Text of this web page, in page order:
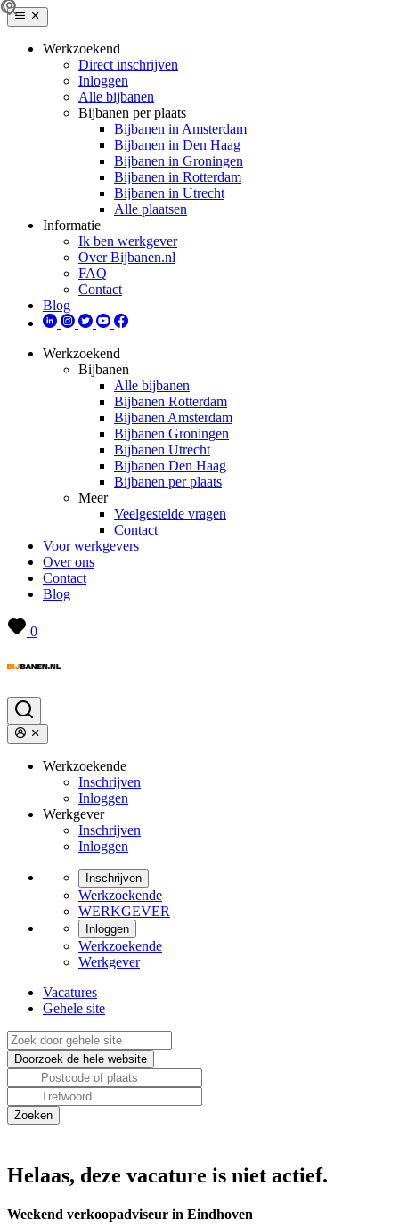
Werkzoekend
Direct inschrijven
Inloggen
Alle bijbanen
Bijbanen per plaats
Bijbanen in Amsterdam
Bijbanen in Den Haag
Bijbanen in Groningen
Bijbanen in Rotterdam
Bijbanen in Utrecht
Alle plaatsen
Informatie
Ik ben werkgever
Over Bijbanen.nl
FAQ
Contact
Blog
Werkzoekend
Bijbanen
Alle bijbanen
Bijbanen Rotterdam
Bijbanen Amsterdam
Bijbanen Groningen
Bijbanen Utrecht
Bijbanen Den Haag
Bijbanen per plaats
Meer
Veelgestelde vragen
Contact
Voor werkgevers
Over ons
Contact
Blog
0
Werkzoekende
Inschrijven
Inloggen
Werkgever
Inschrijven
Inloggen
Inschrijven
Werkzoekende
WERKGEVER
Inloggen
Werkzoekende
Werkgever
Vacatures
Gehele site
Helaas, deze vacature is niet actief.
Weekend verkoopadviseur in Eindhoven